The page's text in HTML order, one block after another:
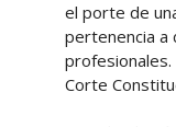
el porte de
pertenencia a
profesionales.
Corte